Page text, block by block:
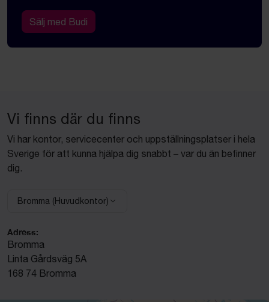
Sälj med Budi
Vi finns där du finns
Vi har kontor, servicecenter och uppställningsplatser i hela
Sverige för att kunna hjälpa dig snabbt – var du än befinner
dig.
Välj anläggning:
Bromma (Huvudkontor)
Adress:
Bromma
Linta Gårdsväg 5A
168 74 Bromma